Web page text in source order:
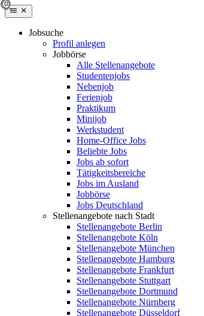
Jobsuche
Profil anlegen
Jobbörse
Alle Stellenangebote
Studentenjobs
Nebenjob
Ferienjob
Praktikum
Minijob
Werkstudent
Home-Office Jobs
Beliebte Jobs
Jobs ab sofort
Tätigkeitsbereiche
Jobs im Ausland
Jobbörse
Jobs Deutschland
Stellenangebote nach Stadt
Stellenangebote Berlin
Stellenangebote Köln
Stellenangebote München
Stellenangebote Hamburg
Stellenangebote Frankfurt
Stellenangebote Stuttgart
Stellenangebote Dortmund
Stellenangebote Nürnberg
Stellenangebote Düsseldorf